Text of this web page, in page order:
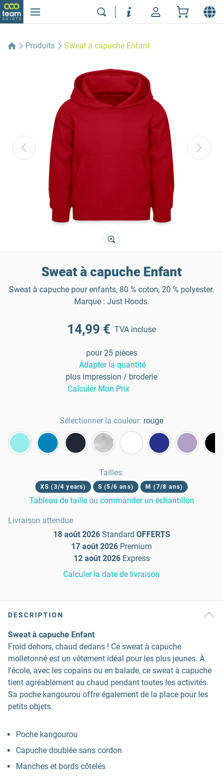
Produits Sweat à capuche Enfant
Sweat à capuche Enfant
Sweat à capuche pour enfants, 80 % coton, 20 % polyester.
Marque : Just Hoods.
14,99 € TVA incluse
pour 25 pièces
Adapter la quantité
plus impression / broderie
Calculer Mon Prix
Sélectionner la couleur: rouge
Tailles:
XS (3/4 years) S (5/6 ans) M (7/8 ans)
Tableau de taille ou commander un échantillon
Livraison attendue
18 août 2026 Standard OFFERTS
17 août 2026 Premium
12 août 2026 Express
Calculer la date de livraison
DESCRIPTION
Sweat à capuche Enfant
Froid dehors, chaud dedans ! Ce sweat à capuche
molletonné est un vêtement idéal pour les plus jeunes. À
l'école, avec les copains ou en balade, ce sweat à capuche
tient agréablement au chaud pendant toutes les activités.
Sa poche kangourou offre également de la place pour les
petits objets.
Poche kangourou
Capuche doublée sans cordon
Manches et bords côtelés